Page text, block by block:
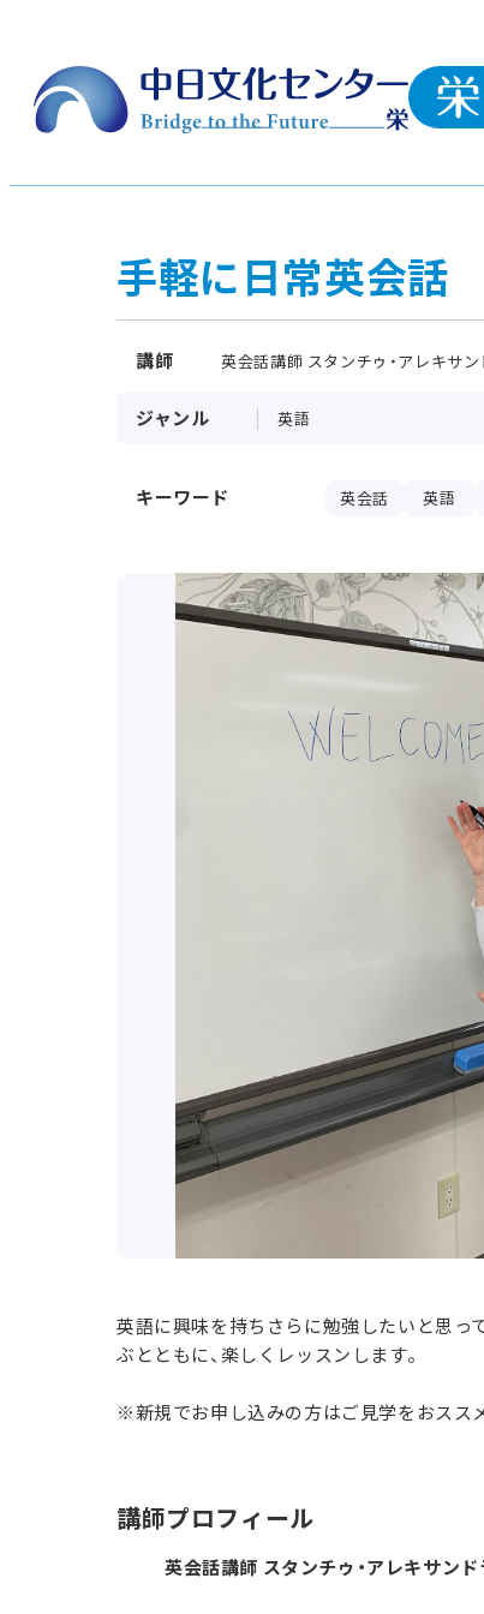
手軽に日常英会話
講師 英会話講師 スタンチゥ・アレキサン
ジャンル 英語
キーワード 英会話 英語
英語に興味を持ちさらに勉強したいと思っ
ぶとともに、楽しくレッスンします。
※新規でお申し込みの方はご見学をおスス
講師プロフィール
英会話講師 スタンチゥ・アレキサンド